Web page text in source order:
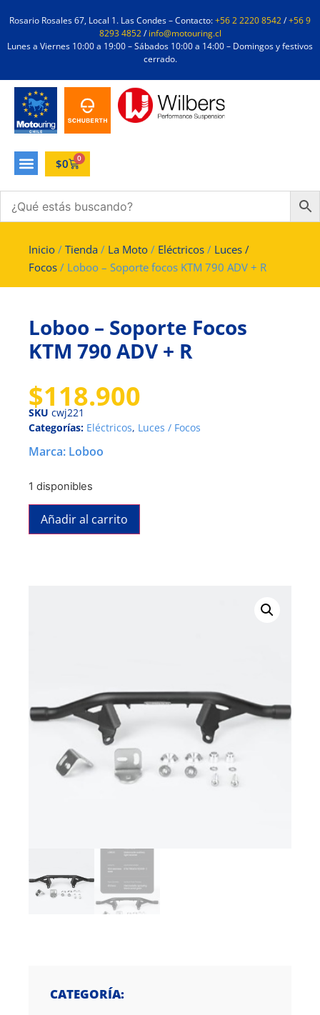
Rosario Rosales 67, Local 1. Las Condes – Contacto:+56 2 2220 8542/+56 9
8293 4852/info@motouring.cl
Lunes a Viernes 10:00 a 19:00 – Sábados 10:00 a 14:00 – Domingos y festivos
cerrado.
$0 0
Inicio / Tienda / La Moto / Eléctricos / Luces /
Focos / Loboo – Soporte focos KTM 790 ADV + R
CATEGORÍA:
Loboo – Soporte Focos
KTM 790 ADV + R
$118.900
SKU cwj221
Categorías: Eléctricos, Luces / Focos
Marca: Loboo
1 disponibles
Añadir al carrito